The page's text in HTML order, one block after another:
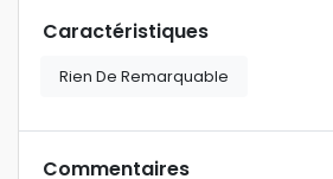
Caractéristiques
Rien De Remarquable
Commentaires